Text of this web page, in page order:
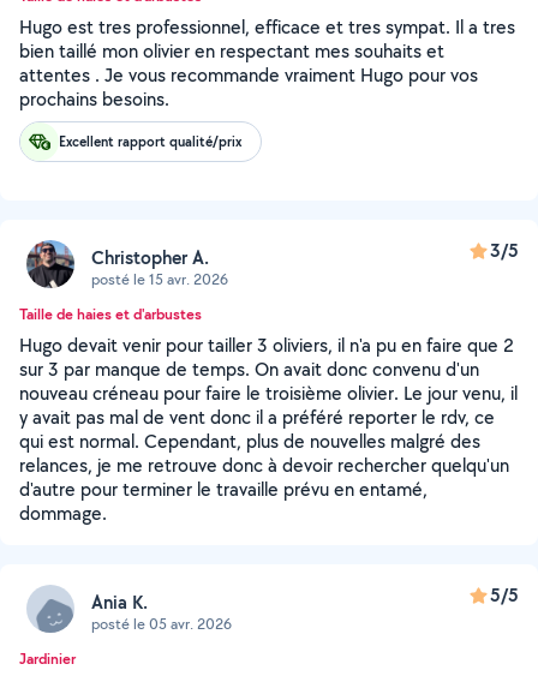
Hugo est tres professionnel, efficace et tres sympat. Il a tres
bien taillé mon olivier en respectant mes souhaits et
attentes . Je vous recommande vraiment Hugo pour vos
prochains besoins.
Excellent rapport qualité/prix
Christopher A.
posté le 15 avr. 2026
3/5
Taille de haies et d'arbustes
Hugo devait venir pour tailler 3 oliviers, il n'a pu en faire que 2
sur 3 par manque de temps. On avait donc convenu d'un
nouveau créneau pour faire le troisième olivier. Le jour venu, il
y avait pas mal de vent donc il a préféré reporter le rdv, ce
qui est normal. Cependant, plus de nouvelles malgré des
relances, je me retrouve donc à devoir rechercher quelqu'un
d'autre pour terminer le travaille prévu en entamé,
dommage.
Ania K.
posté le 05 avr. 2026
5/5
Jardinier